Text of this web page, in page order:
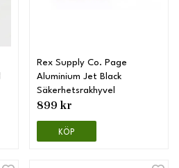
Rex Supply Co. Page
Aluminium Jet Black
Säkerhetsrakhyvel
899 kr
KÖP